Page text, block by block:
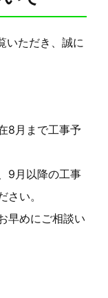
いただき、誠に
8月まで工事予
9月以降の工事
い。
早めにご相談い